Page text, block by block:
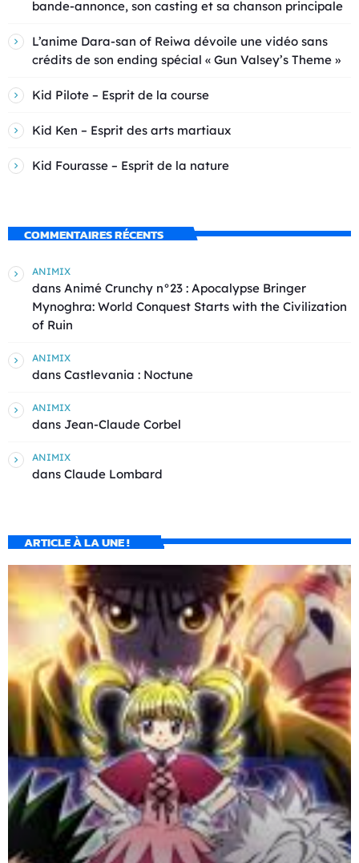
bande-annonce, son casting et sa chanson principale
L’anime Dara-san of Reiwa dévoile une vidéo sans
crédits de son ending spécial « Gun Valsey’s Theme »
Kid Pilote – Esprit de la course
Kid Ken – Esprit des arts martiaux
Kid Fourasse – Esprit de la nature
COMMENTAIRES RÉCENTS
ANIMIX
dans Animé Crunchy n°23 : Apocalypse Bringer
Mynoghra: World Conquest Starts with the Civilization
of Ruin
ANIMIX
dans Castlevania : Noctune
ANIMIX
dans Jean-Claude Corbel
ANIMIX
dans Claude Lombard
ARTICLE À LA UNE !